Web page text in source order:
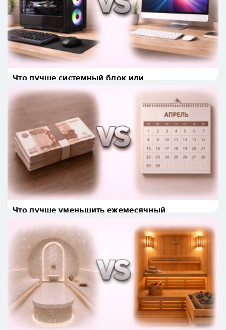
Что лучше системный блок или
моноблок?
Что лучше уменьшить ежемесячный